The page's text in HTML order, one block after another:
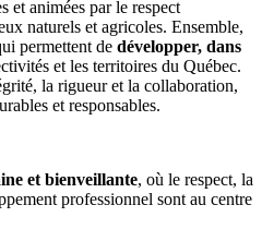
et animées par le respect
naturels et agricoles. Ensemble,
permettent de développer, dans
et les territoires du Québec.
la rigueur et la collaboration,
et responsables.
et bienveillante, où le respect, la
professionnel sont au centre